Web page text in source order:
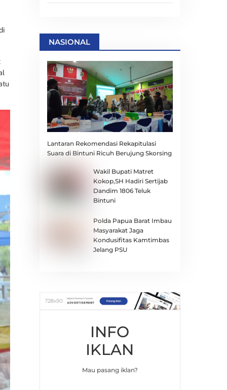
NASIONAL
Lantaran Rekomendasi Rekapitulasi
Suara di Bintuni Ricuh Berujung Skorsing
Wakil Bupati Matret
Kokop,SH Hadiri Sertijab
Dandim 1806 Teluk
Bintuni
Polda Papua Barat Imbau
Masyarakat Jaga
Kondusifitas Kamtimbas
Jelang PSU
INFO
IKLAN
Mau pasang iklan?